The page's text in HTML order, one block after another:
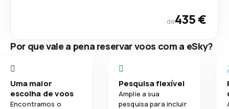
de435 €
Por que vale a pena reservar voos com a eSky?
Uma maior
escolha de voos
Encontramos o
Pesquisa flexível
Amplie a sua
pesquisa para incluir